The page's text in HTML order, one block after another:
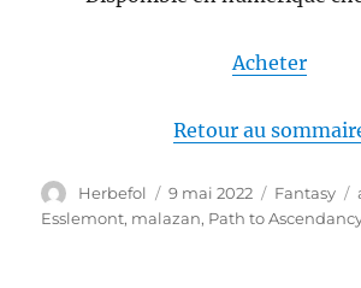
Acheter
Retour au
Auteur
Herbefol
Publié
le
9 mai 2022 Catégories
Fantasy
Esslemont, malazan, Path to